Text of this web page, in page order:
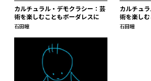
カルチュラル・デモクラシー：芸
術を楽しむこともボーダレスに
石田瞳
カルチュ
術を楽し
石田瞳